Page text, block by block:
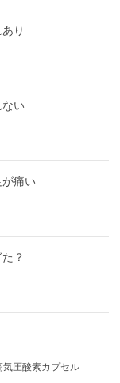
り
ない
痛い
？
気圧酸素カプセル